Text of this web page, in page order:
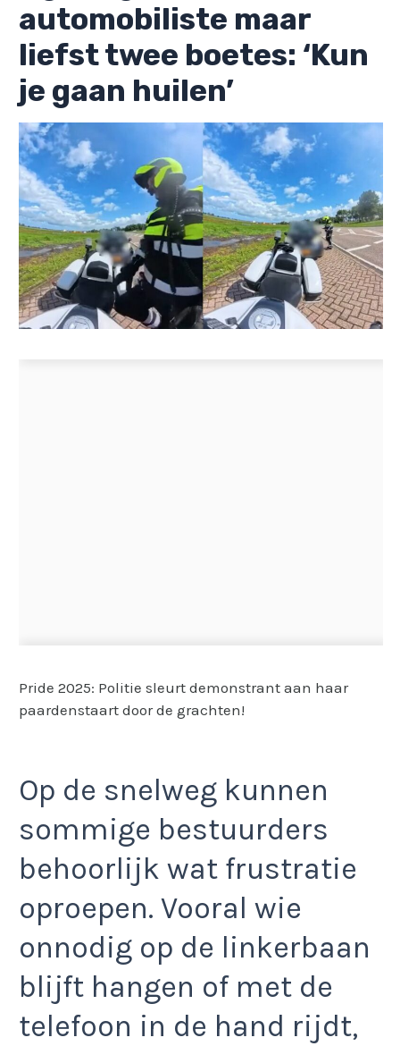
automobiliste maar
liefst twee boetes: ‘Kun
je gaan huilen’
Pride 2025: Politie sleurt demonstrant aan haar
paardenstaart door de grachten!
Op de snelweg kunnen
sommige bestuurders
behoorlijk wat frustratie
oproepen. Vooral wie
onnodig op de linkerbaan
blijft hangen of met de
telefoon in de hand rijdt,